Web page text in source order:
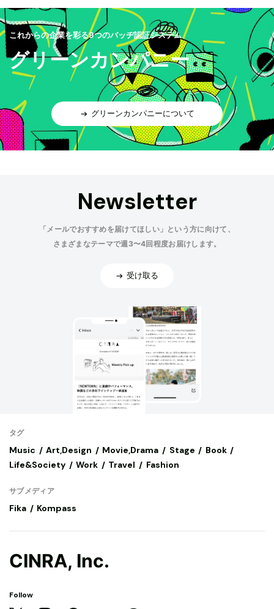
これからの企業を彩る9つのバッヂ認証システム
グリーンカンパニー
グリーンカンパニーについて
Newsletter
「メールでおすすめを届けてほしい」という方に向けて、
さまざまなテーマで週3〜4回程度お届けします。
受け取る
タグ
Music Art,Design Movie,Drama Stage
Book
Life&Society
Work Travel Fashion
サブメディア
Fika Kompass
CINRA, Inc.
Follow